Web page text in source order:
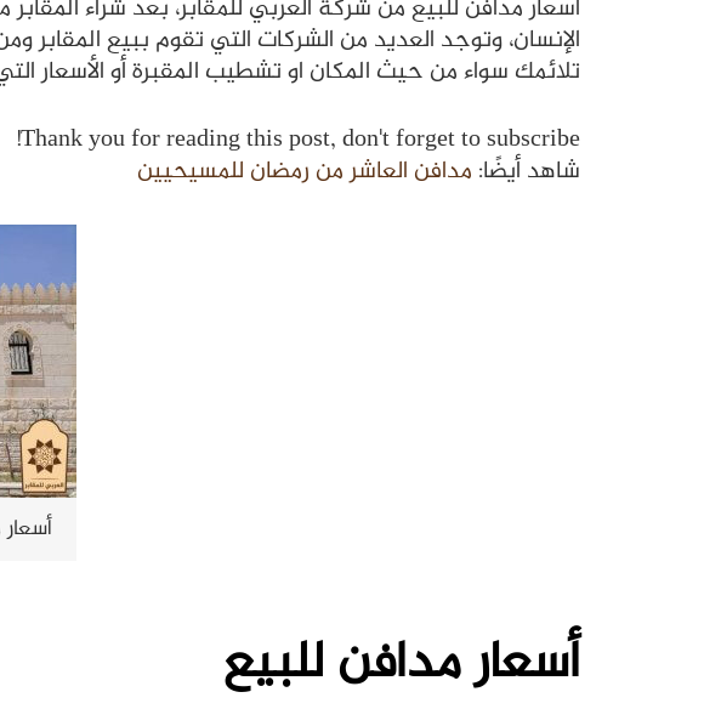
أسعار مدافن للبيع من شركة العربي للمقابر، بعد شراء
الإنسان، وتوجد العديد من الشركات التي تقوم ببيع المقابر
تلائمك سواء من حيث المكان او تشطيب المقبرة أو الأسعار
Thank you for reading this post, don't forget to subscribe!
شاهد أيضًا: مدافن العاشر من رمضان للمسيحيين
أسعار مدافن للبيع